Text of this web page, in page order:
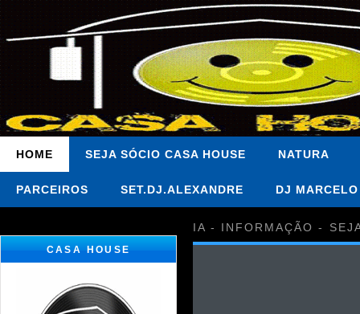
HOME SEJA SÓCIO CASA HOUSE NATURA
PARCEIROS SET.DJ.ALEXANDRE DJ
CASA HOUSE
IA - INFORMAÇÃO -